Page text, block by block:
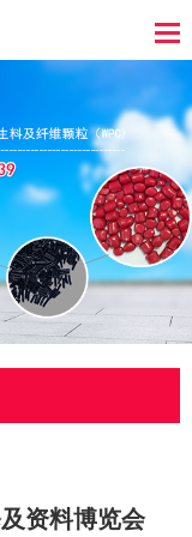
资料博览会